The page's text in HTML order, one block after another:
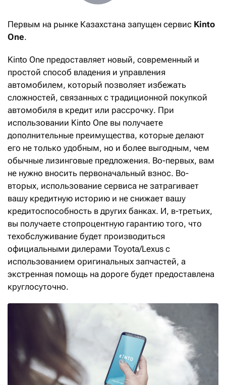
Первым на рынке Казахстана запущен сервис Kinto
One.
Kinto One предоставляет новый, современный и
простой способ владения и управления
автомобилем, который позволяет избежать
сложностей, связанных с традиционной покупкой
автомобиля в кредит или рассрочку. При
использовании Kinto One вы получаете
дополнительные преимущества, которые делают
его не только удобным, но и более выгодным, чем
обычные лизинговые предложения. Во-первых, вам
не нужно вносить первоначальный взнос. Во-
вторых, использование сервиса не затрагивает
вашу кредитную историю и не снижает вашу
кредитоспособность в других банках. И, в-третьих,
вы получаете стопроцентную гарантию того, что
техобслуживание будет производиться
официальными дилерами Toyota/Lexus с
использованием оригинальных запчастей, а
экстренная помощь на дороге будет предоставлена
круглосуточно.